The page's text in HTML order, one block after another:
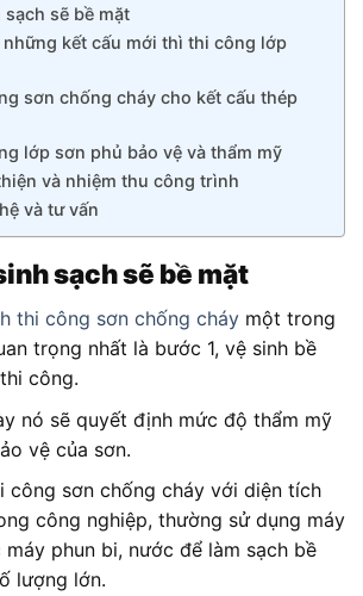
sạch sẽ bề mặt
kết cấu mới thì thi công lớp
sơn chống cháy cho kết cấu thép
lớp sơn phủ bảo vệ và thẩm mỹ
và nhiệm thu công trình
và tư vấn
sạch sẽ bề mặt
thi công sơn chống cháymột trong
trọng nhất là bước 1, vệ sinh bề
công.
nó sẽ quyết định mức độ thẩm mỹ
vệ của sơn.
công sơn chống cháy với diện tích
công nghiệp, thường sử dụng máy
máy phun bi, nước để làm sạch bề
lượng lớn.